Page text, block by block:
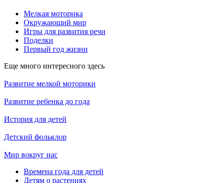
Мелкая моторика
Окружающий мир
Игры для развития речи
Поделки
Первый год жизни
Еще много интересного здесь
Развитие мелкой моторики
Развитие ребенка до года
История для детей
Детский фольклор
Мир вокруг нас
Времена года для детей
Детям о растениях